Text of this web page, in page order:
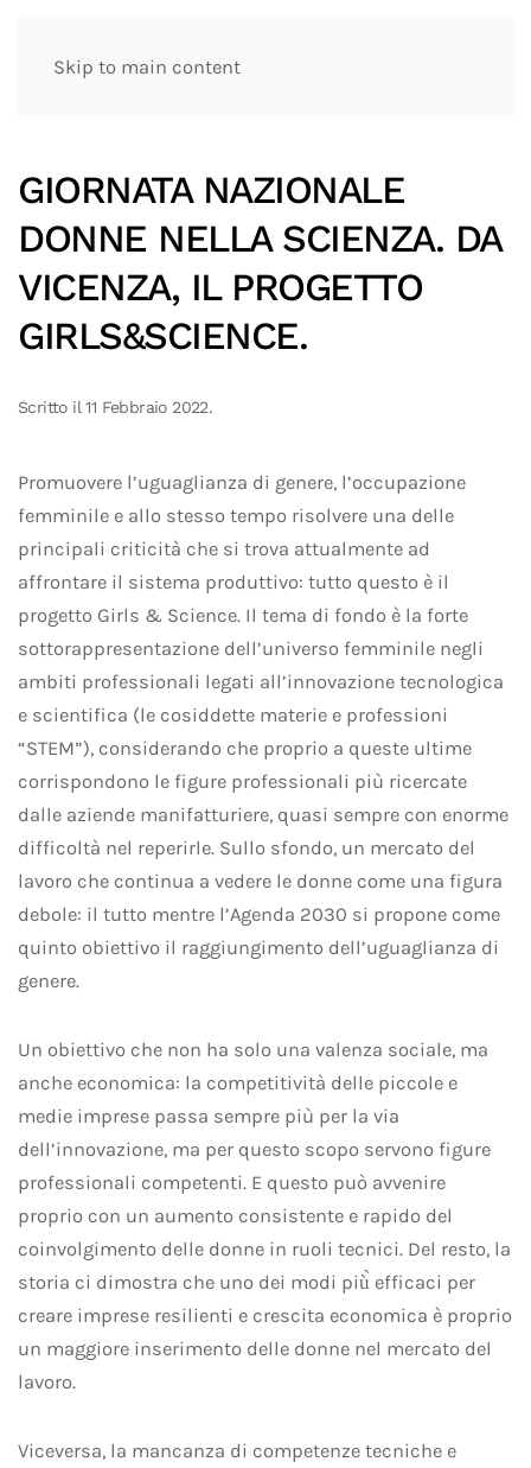
Skip to main content
GIORNATA NAZIONALE
DONNE NELLA SCIENZA. DA
VICENZA, IL PROGETTO
GIRLS&SCIENCE.
Scritto il11 Febbraio 2022.
Promuovere l’uguaglianza di genere, l’occupazione
femminile e allo stesso tempo risolvere una delle
principali criticità che si trova attualmente ad
affrontare il sistema produttivo: tutto questo è il
progetto Girls & Science. Il tema di fondo è la forte
sottorappresentazione dell’universo femminile negli
ambiti professionali legati all’innovazione tecnologica
e scientifica (le cosiddette materie e professioni
“STEM”), considerando che proprio a queste ultime
corrispondono le figure professionali più ricercate
dalle aziende manifatturiere, quasi sempre con enorme
difficoltà nel reperirle. Sullo sfondo, un mercato del
lavoro che continua a vedere le donne come una figura
debole: il tutto mentre l’Agenda 2030 si propone come
quinto obiettivo il raggiungimento dell’uguaglianza di
genere.
Un obiettivo che non ha solo una valenza sociale, ma
anche economica: la competitività delle piccole e
medie imprese passa sempre più per la via
dell’innovazione, ma per questo scopo servono figure
professionali competenti. E questo può avvenire
proprio con un aumento consistente e rapido del
coinvolgimento delle donne in ruoli tecnici. Del resto, la
storia ci dimostra che uno dei modi più̀ efficaci per
creare imprese resilienti e crescita economica è proprio
un maggiore inserimento delle donne nel mercato del
lavoro.
Viceversa, la mancanza di competenze tecniche e